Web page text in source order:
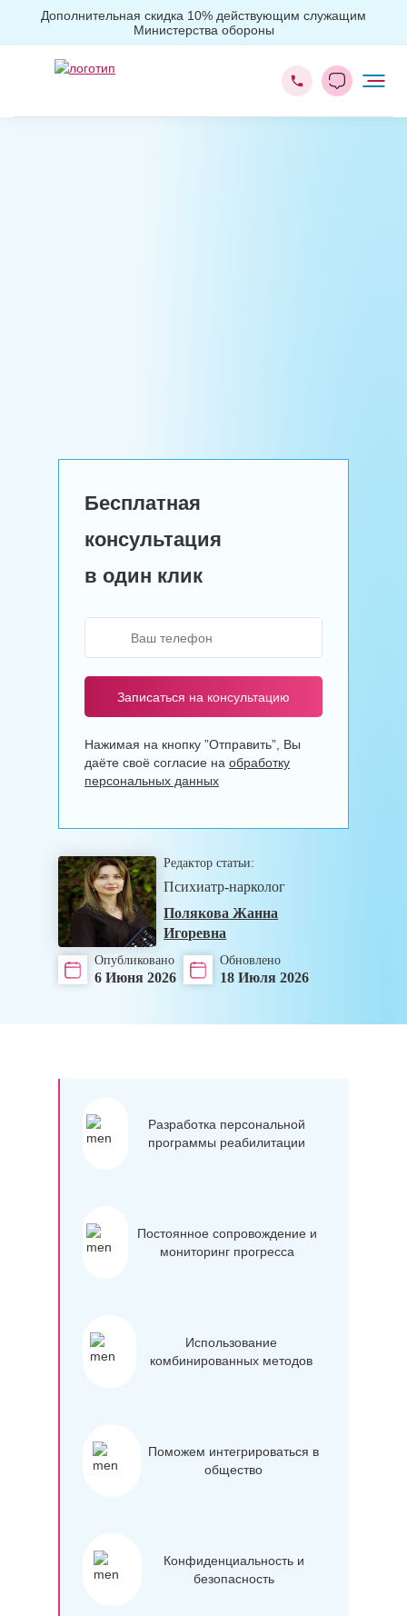
Дополнительная скидка 10% действующим служащим
Министерства обороны
Бесплатная
консультация
в один клик
Записаться на консультацию
Нажимая на кнопку ”Отправить”, Вы
даёте своё согласие на обработку
персональных данных
Редактор статьи:
Психиатр-нарколог
Полякова Жанна
Игоревна
Опубликовано
6 Июня 2026
Обновлено
18 Июля 2026
Разработка персональной
программы реабилитации
Постоянное сопровождение и
мониторинг прогресса
Использование
комбинированных методов
Поможем интегрироваться в
общество
Конфиденциальность и
безопасность